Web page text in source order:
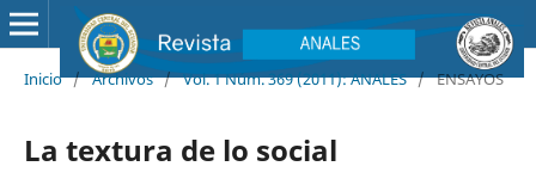
Inicio / Archivos / Vol. 1 Núm. 369 (2011): ANALES / ENSAYOS
La textura de lo social